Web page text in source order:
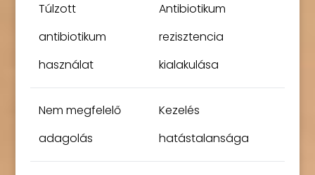
Túlzott
antibiotikum
használat
Antibiotikum
rezisztencia
kialakulása
Nem megfelelő
adagolás
Kezelés
hatástalansága